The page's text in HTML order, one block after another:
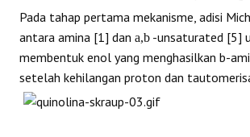
Pada tahap pertama mekanisme, adisi
antara amina [1] dan a,b -unsaturated [5]
membentuk enol yang menghasilkan b-
setelah kehilangan proton dan